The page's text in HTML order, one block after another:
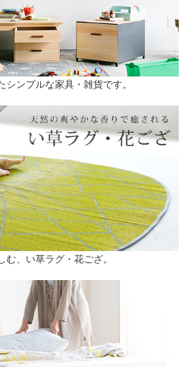
ンプルな家具・雑貨です。
、い草ラグ・花ござ。